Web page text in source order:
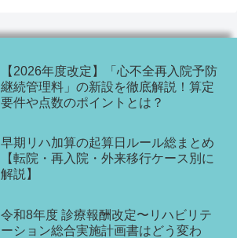
【2026年度改定】「心不全再入院予防
継続管理料」の新設を徹底解説！算定
要件や点数のポイントとは？
早期リハ加算の起算日ルール総まとめ
【転院・再入院・外来移行ケース別に
解説】
令和8年度 診療報酬改定〜リハビリテ
ーション総合実施計画書はどう変わ